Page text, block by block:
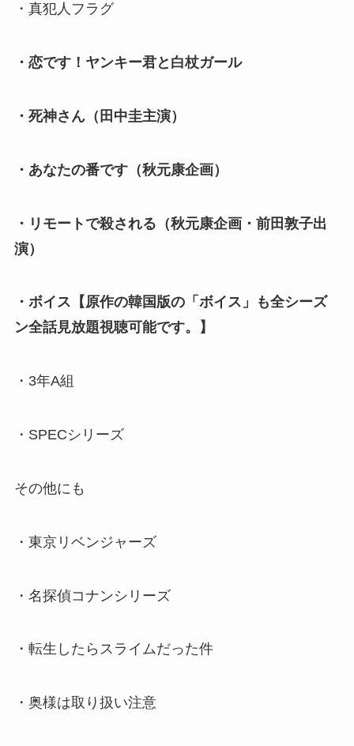
・真犯人フラグ
・恋です！ヤンキー君と白杖ガール
・死神さん（田中圭主演）
・あなたの番です（秋元康企画）
・リモートで殺される（秋元康企画・前田敦子出
演）
・ボイス【原作の韓国版の「ボイス」も全シーズ
ン全話見放題視聴可能です。】
・3年A組
・SPECシリーズ
その他にも
・東京リベンジャーズ
・名探偵コナンシリーズ
・転生したらスライムだった件
・奥様は取り扱い注意